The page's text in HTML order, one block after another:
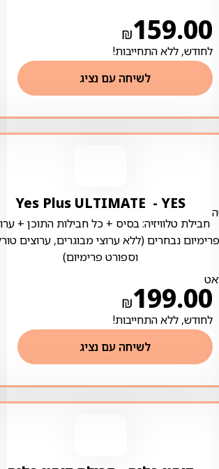
₪159.00
לחודש, ללא התחייבות!
לשיחה עם נציג
YES ‏- ‏ Yes Plus ULTIMATE
חבילת טלוויזיה: בסיס + כל חבילות התוכן +
פרימיום נבחרים (ללא ערוצי מבוגרים, ערוצים
וספורט פרימיום)
₪199.00
לחודש, ללא התחייבות!
לשיחה עם נציג